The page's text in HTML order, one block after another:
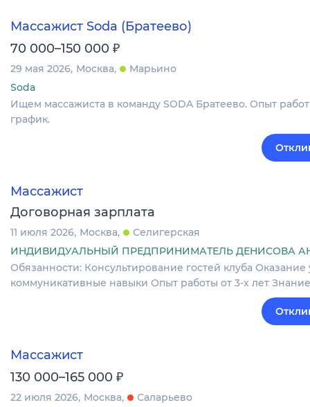
Массажист Soda (Братеево)
70 000–150 000 ₽
29 мая 2026 Москва
Марьино
Soda
Ищем массажиста в команду SODA Братеево. Опыт
график.
Массажист
Договорная зарплата
11 июля 2026 Москва
Селигерская
ИНДИВИДУАЛЬНЫЙ ПРЕДПРИНИМАТЕЛЬ ДЕНИСОВА
Обязанности: Консультирование гостей клуба
коммуникативные навыки Опыт работы от 3-х лет
Массажист
130 000–165 000 ₽
22 июля 2026 Москва
Саларьево